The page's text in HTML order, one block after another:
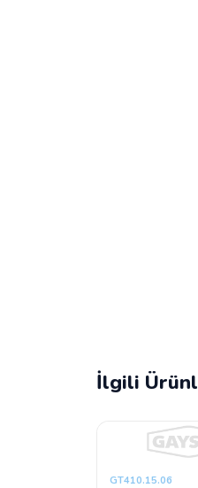
İlgili
GT410.15.06